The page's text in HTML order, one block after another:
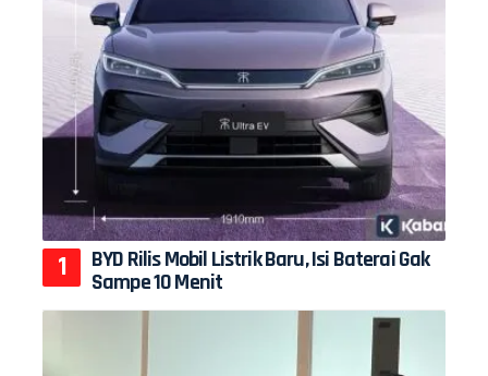
BYD Rilis Mobil Listrik Baru, Isi Baterai Gak
Sampe 10 Menit